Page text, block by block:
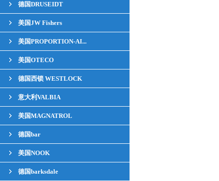
德国DRUSEIDT
美国JW Fishers
美国PROPORTION-AI...
美国OTECO
德国西锁 WESTLOCK
意大利VALBIA
美国MAGNATROL
德国bar
美国NOOK
德国barksdale